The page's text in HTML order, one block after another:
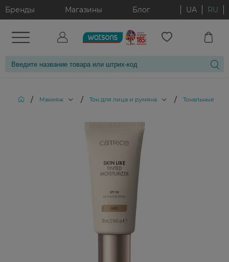
Бренды Магазины Блог UA RU
/ Макияж / Тон для лица и румяна / Тональные